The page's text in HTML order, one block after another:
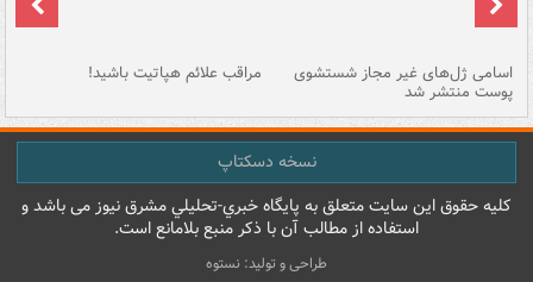
اسامی ژل‌های غیر مجاز شستشوی
پوست منتشر شد
مراقب علائم هپاتیت باشید!
نسخه دسکتاپ
کليه حقوق اين سايت متعلق به پایگاه خبري-تحليلي مشرق نيوز می باشد و
استفاده از مطالب آن با ذکر منبع بلامانع است.
طراحی و تولید: نستوه